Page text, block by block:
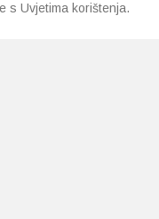
s Uvjetima korištenja.